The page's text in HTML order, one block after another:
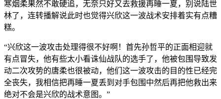
寒烟柔果然不敢硬追，无奈只好又去救援再睡一夏，别说陆世
林了，连转播解说此时也觉得兴欣这一波战术安排着实有点糟
糕。
“兴欣这一波攻击处理得很不好啊！首先孙哲平的正面相迎就
有点冒失，他有些太小看诛仙战队的选手了，他被包围导致发
动二次攻势的唐柔也很被动，他们这一波攻击的目的性已经完
全丧失，我相信把再睡一夏丢到对手包围中然后再把他救出来
绝对不会是兴欣的战术意图。”